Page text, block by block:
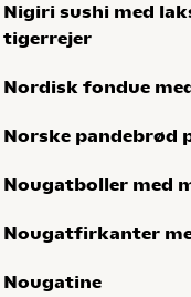
Nigiri sushi med
tigerrejer
Nordisk fondue
Norske pandebrød
Nougatboller med
Nougatfirkanter
Nougatine